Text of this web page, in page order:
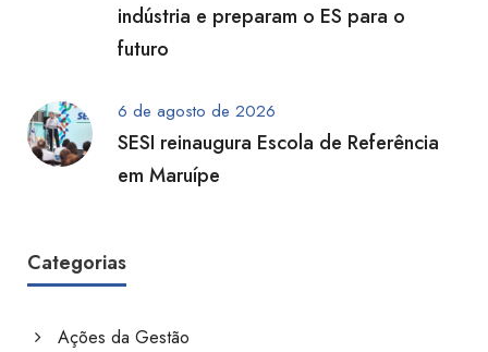
indústria e preparam o ES para o
futuro
6 de agosto de 2026
SESI reinaugura Escola de Referência
em Maruípe
Categorias
Ações da Gestão